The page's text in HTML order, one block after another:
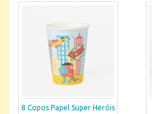
8 Copos Papel Super Heróis